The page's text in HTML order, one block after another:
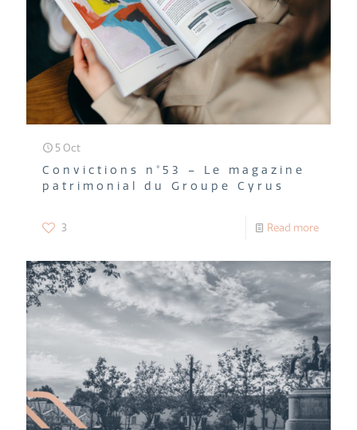
5 Oct
Convictions n°53 – Le magazine
patrimonial du Groupe Cyrus
3 Read more